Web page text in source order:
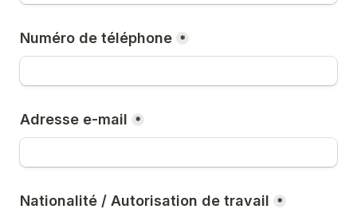
Numéro de téléphone *
Adresse e-mail *
Nationalité / Autorisation de travail *